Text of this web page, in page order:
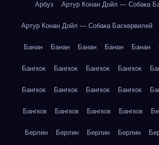
Арбуз Артур Конан Дойл — Собака
Артур Конан Дойл — Собака Баскервилей
Банан Банан Банан Банан Банан
Бангкок Бангкок Бангкок Бангкок
Бангкок Бангкок Бангкок Бангкок
Бангкок Бангкок Бангкок Бангкок
Берлин Берлин Берлин Берлин